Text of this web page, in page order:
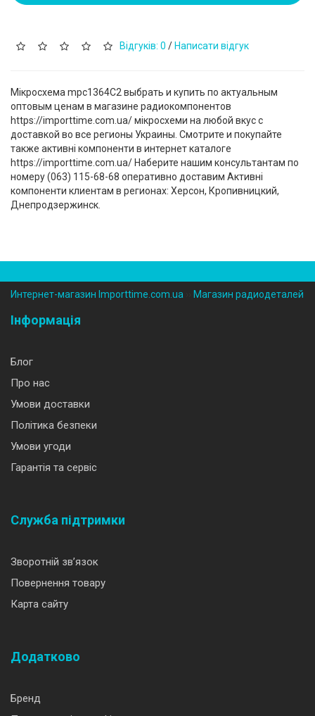
Відгуків: 0 / Написати відгук
Мікросхема mpc1364C2 выбрать и купить по актуальным
оптовым ценам в магазине радиокомпонентов
https://importtime.com.ua/ мікросхеми на любой вкус с
доставкой во все регионы Украины. Смотрите и покупайте
также активні компоненти в интернет каталоге
https://importtime.com.ua/ Наберите нашим консультантам по
номеру (‎063) 115-68-68 оперативно доставим Активні
компоненти клиентам в регионах: Херсон, Кропивницкий,
Днепродзержинск.
Интернет-магазин Importtime.com.ua Магазин радиодеталей
Інформація
Блог
Про нас
Умови доставки
Політика безпеки
Умови угоди
Гарантія та сервіс
Служба підтримки
Зворотній зв’язок
Повернення товару
Карта сайту
Додатково
Бренд